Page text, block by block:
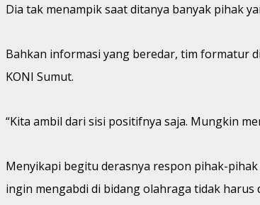
Dia tak menampik saat ditanya banyak pihak
Bahkan informasi yang beredar, tim formatur
KONI Sumut.
“Kita ambil dari sisi positifnya saja. Mungkin
Menyikapi begitu derasnya respon pihak-
ingin mengabdi di bidang olahraga tidak harus